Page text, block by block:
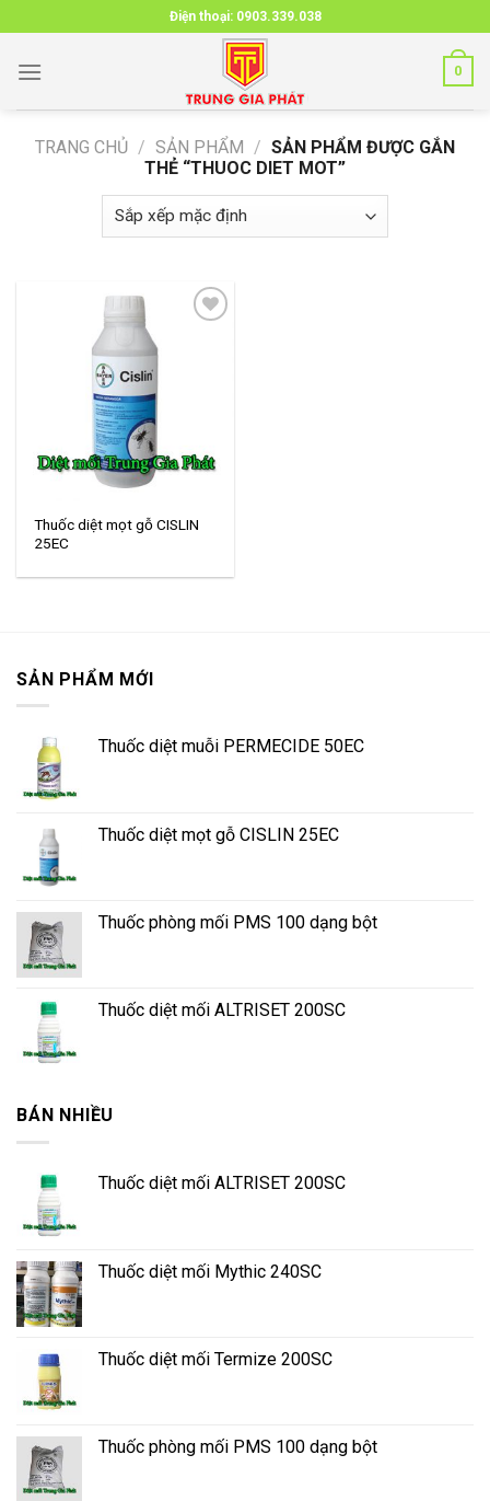
to
content
Điện thoại: 0903.339.038
0
TRANG CHỦ / SẢN PHẨM / SẢN PHẨM ĐƯỢC GẮN
THẺ “THUOC DIET MOT”
Thuốc diệt mọt gỗ CISLIN
25EC
SẢN PHẨM MỚI
Thuốc diệt muỗi PERMECIDE 50EC
Thuốc diệt mọt gỗ CISLIN 25EC
Thuốc phòng mối PMS 100 dạng bột
Thuốc diệt mối ALTRISET 200SC
BÁN NHIỀU
Thuốc diệt mối ALTRISET 200SC
Thuốc diệt mối Mythic 240SC
Thuốc diệt mối Termize 200SC
Thuốc phòng mối PMS 100 dạng bột